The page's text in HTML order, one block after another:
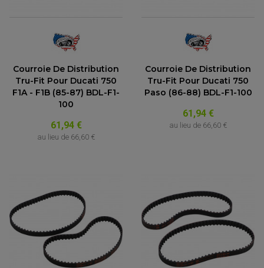
Courroie De Distribution
Tru-Fit Pour Ducati 750
F1A - F1B (85-87) BDL-F1-
100
61,94 €
au lieu de 66,60 €
Courroie De Distribution
Tru-Fit Pour Ducati 750
Paso (86-88) BDL-F1-100
61,94 €
au lieu de 66,60 €